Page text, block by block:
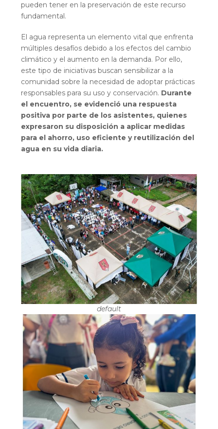
pueden tener en la preservación de este recurso
fundamental.
El agua representa un elemento vital que enfrenta
múltiples desafíos debido a los efectos del cambio
climático y el aumento en la demanda. Por ello,
este tipo de iniciativas buscan sensibilizar a la
comunidad sobre la necesidad de adoptar prácticas
responsables para su uso y conservación. Durante
el encuentro, se evidenció una respuesta
positiva por parte de los asistentes, quienes
expresaron su disposición a aplicar medidas
para el ahorro, uso eficiente y reutilización del
agua en su vida diaria.
default